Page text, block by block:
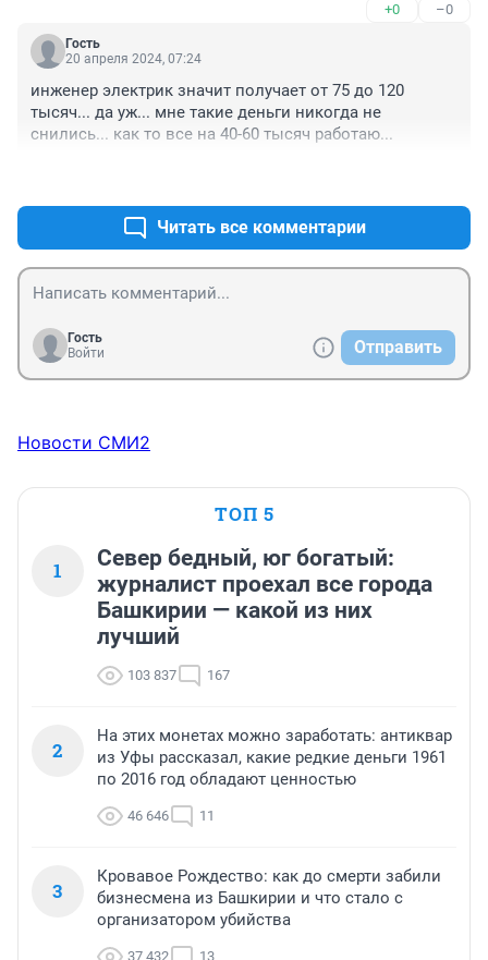
+0 –0
Гость
20 апреля 2024, 07:24
инженер электрик значит получает от 75 до 120
тысяч... да уж... мне такие деньги никогда не
снились... как то все на 40-60 тысяч работаю...
Читать все комментарии
Гость
Войти
Отправить
Новости СМИ2
ТОП 5
1
Север бедный, юг богатый:
журналист проехал все города
Башкирии — какой из них
лучший
103 837 167
2
На этих монетах можно заработать: антиквар
из Уфы рассказал, какие редкие деньги 1961
по 2016 год обладают ценностью
46 646 11
3
Кровавое Рождество: как до смерти забили
бизнесмена из Башкирии и что стало с
организатором убийства
37 432 13